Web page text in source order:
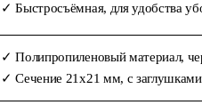
✓ Быстросъёмная, для удобства
✓ Полипропиленовый материал,
✓ Сечение 21х21 мм, с заглушками